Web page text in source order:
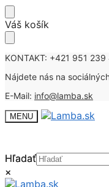
Skip
to
Skip
to
Váš košík
KONTAKT: +421 951 239
Nájdete nás na
E-Mail: info@lamba.sk
MENU
Hľadať
×
Hľadať
×